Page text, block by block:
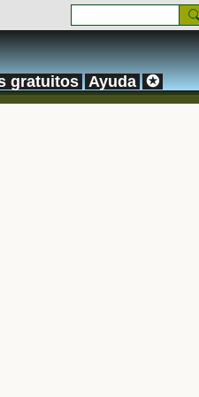
gratuitos Ayuda ✪